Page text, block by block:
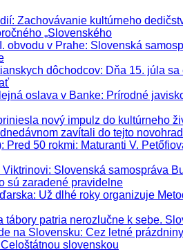
: Zachovávanie kultúrneho
„Slovenského
obvodu v Prahe: Slovenská
dôchodcov: Dňa 15. júla
oslava v Banke: Prírodné
nový impulz do kultúrneho
zavítali do tejto
: Pred 50 rokmi: Maturanti V.
Viktrinovi: Slovenská samospráva
sú zaradené pravidelne
: Už dlhé roky organizuje
tábory patria nerozlučne k sebe.
na Slovensku: Cez letné
slovenskou